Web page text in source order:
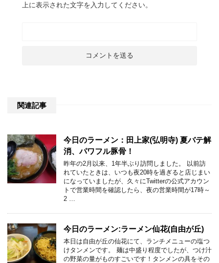
上に表示された文字を入力してください。
関連記事
今日のラーメン：田上家(弘明寺) 夏バテ解
消、パワフル豚骨！
昨年の2月以来、1年半ぶり訪問しました。 以前訪
れていたときは、いつも夜20時を過ぎると店じまい
になっていましたが、久々にTwitterの公式アカウン
トで営業時間を確認したら、夜の営業時間が17時～
2 …
今日のラーメン:ラーメン仙花(自由が丘)
本日は自由が丘の仙花にて、ランチメニューの塩つ
けタンメンです。 麺は中盛り程度でしたが、つけ汁
の野菜の量がものすごいです！タンメンの具をその